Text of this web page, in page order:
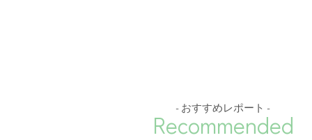
- おすすめレポート -
Recommended